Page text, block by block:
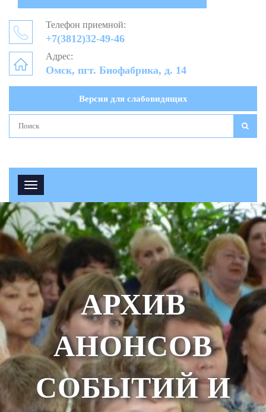
Телефон приемной:
+7(3812)32-49-46
Адрес:
Омск, пгт. Биофабрика, д. 14
Версия для слабовидящих
АРХИВ
АНОНСОВ
СОБЫТИЙ И